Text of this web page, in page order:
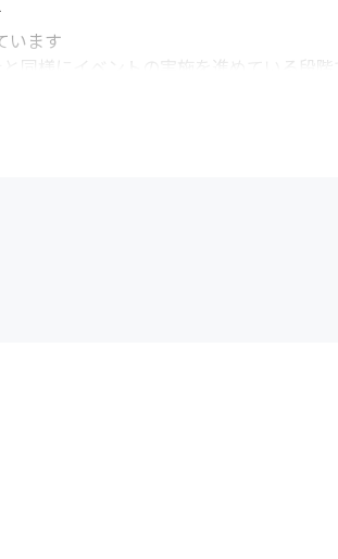
います
同様にイベントの実施を進めている段階
ービスマネージャ、エンベデッドシステ